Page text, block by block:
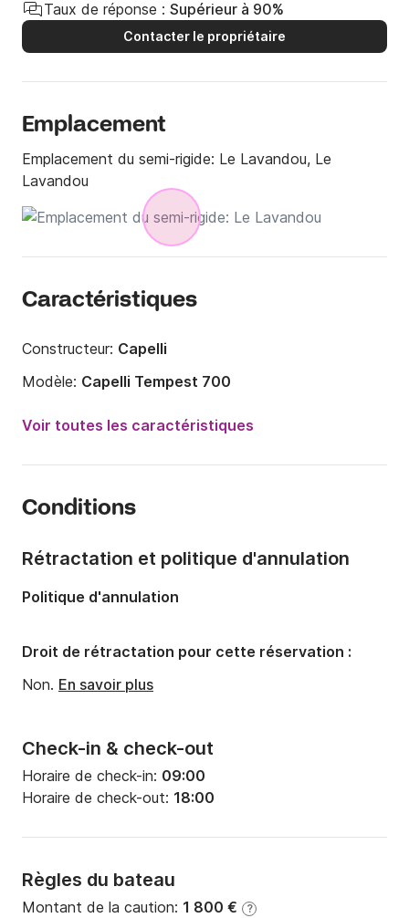
Taux de réponse : Supérieur à 90%
Contacter le propriétaire
Emplacement
Emplacement du semi-rigide: Le Lavandou, Le
Lavandou
Caractéristiques
Constructeur: Capelli
Modèle: Capelli Tempest 700
Puissance moteur:
225cv
Capacité à bord:
Voir toutes les caractéristiques
Conditions
Check-in & check-out
Horaire de check-in: 09:00
Horaire de check-out: 18:00
Règles du bateau
Montant de la caution: 1 800 € ?
Rétractation et politique d'annulation
Politique d'annulation
Droit de rétractation pour cette réservation :
Non. En savoir plus